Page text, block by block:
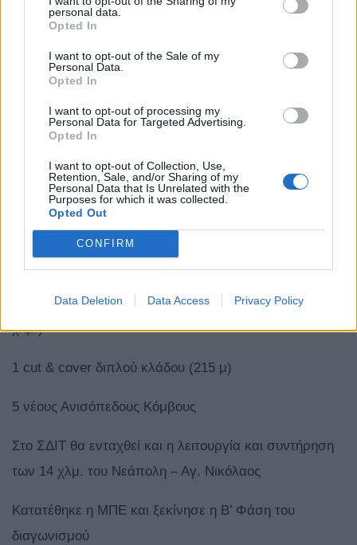
personal data.
Opted In
I want to opt-out of the Sale of my
Personal Data.
Opted In
I want to opt-out of processing my
Personal Data for Targeted Advertising.
Opted In
I want to opt-out of Collection, Use,
Retention, Sale, and/or Sharing of my
Personal Data that Is Unrelated with the
Purposes for which it was collected.
Opted Out
CONFIRM
Data Deletion Data Access Privacy Policy
Χερσόνησος – Νεάπολη (ΣΔΙΤ)
παράπλευρου / κάθετου δικτύου 9,65 χλμ
Η τυπική διατομή του αυτοκινητόδρομου έχει πλάτος
οδοστρώματος 21,5 μέτρα.
5 σήραγγες μονού κλάδου (συνολικού μήκους 6,75
χλμ.)
1 cut & cover διπλού κλάδου (215 μ)
5 νέους Ανισόπεδους Κόμβους
Στο ΣΔΙΤ θα ενταχθεί και η λειτουργία και συντήρηση
των 14 χλμ. του Νεάπολη – Αγ. Νικόλαος
Κατατέθηκε η ΜΠΕ και ξεκίνησε η Β’ Φάση του
διαγωνισμού